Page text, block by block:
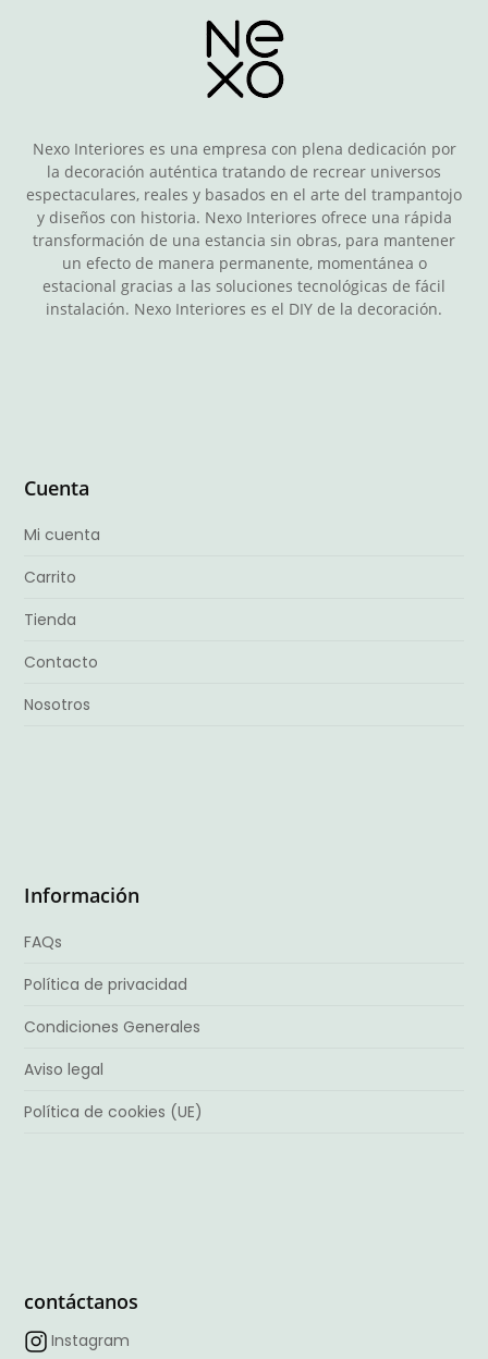
Nexo Interiores es una empresa con plena dedicación por
la decoración auténtica tratando de recrear universos
espectaculares, reales y basados en el arte del trampantojo
y diseños con historia. Nexo Interiores ofrece una rápida
transformación de una estancia sin obras, para mantener
un efecto de manera permanente, momentánea o
estacional gracias a las soluciones tecnológicas de fácil
instalación. Nexo Interiores es el DIY de la decoración.
Cuenta
Mi cuenta
Carrito
Tienda
Contacto
Nosotros
Información
FAQs
Política de privacidad
Condiciones Generales
Aviso legal
Política de cookies (UE)
contáctanos
Instagram